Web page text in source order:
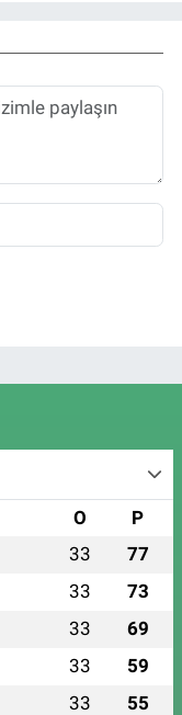
O P
33 77
33 73
33 69
33 59
33 55